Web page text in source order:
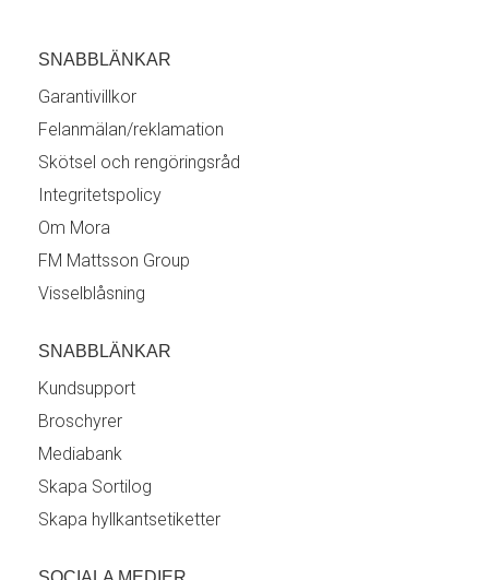
SNABBLÄNKAR
Garantivillkor
Felanmälan/reklamation
Skötsel och rengöringsråd
Integritetspolicy
Om Mora
FM Mattsson Group
Visselblåsning
SNABBLÄNKAR
Kundsupport
Broschyrer
Mediabank
Skapa Sortilog
Skapa hyllkantsetiketter